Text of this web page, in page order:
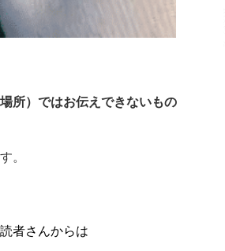
所）ではお伝えできないもの
。
者さんからは